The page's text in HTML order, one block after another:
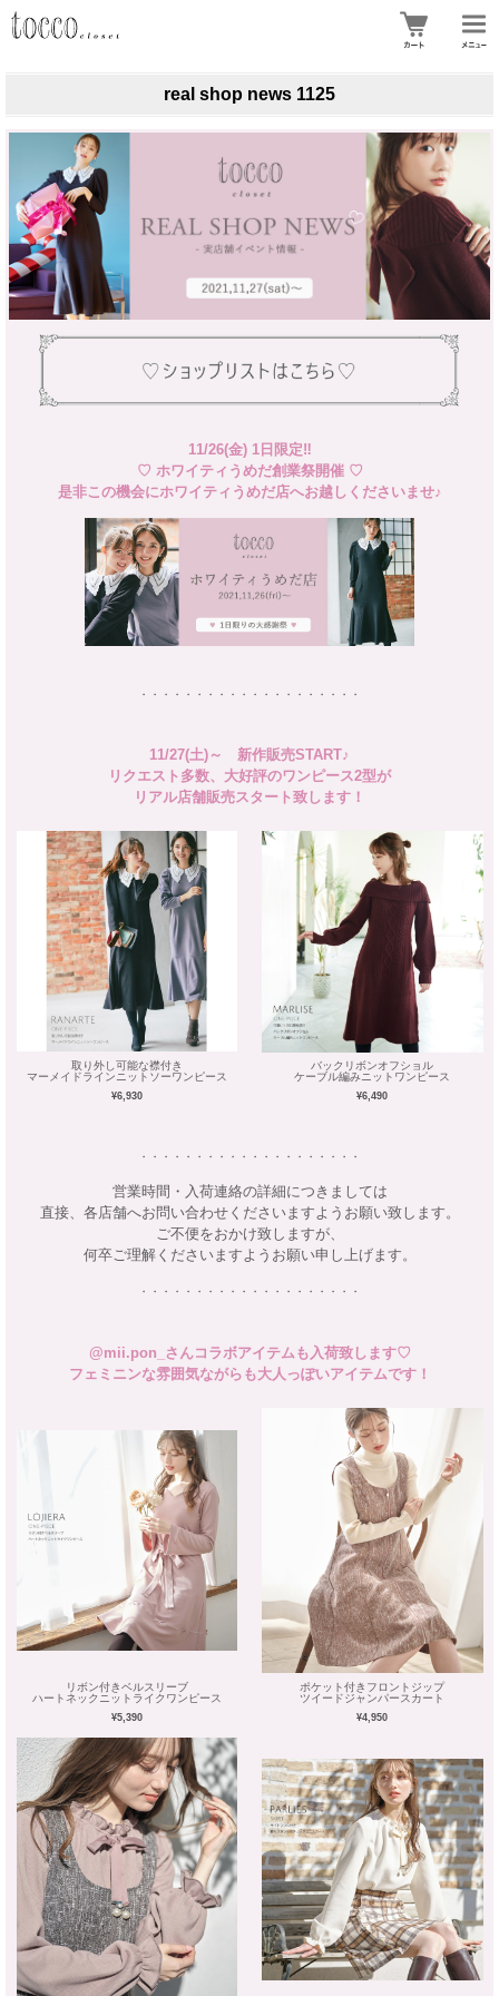
real shop news 1125
11/26(金) 1日限定‼
♡ ホワイティうめだ創業祭開催 ♡
是非この機会にホワイティうめだ店へお越しくださいませ♪
・・・・・・・・・・・・・・・・・・・・
11/27(土)～ 新作販売START♪
リクエスト多数、大好評のワンピース2型が
リアル店舗販売スタート致します！
取り外し可能な襟付き
マーメイドラインニットソーワンピース
¥6,930
バックリボンオフショル
ケーブル編みニットワンピース
¥6,490
・・・・・・・・・・・・・・・・・・・・
営業時間・入荷連絡の詳細につきましては
直接、各店舗へお問い合わせくださいますようお願い致します。
ご不便をおかけ致しますが、
何卒ご理解くださいますようお願い申し上げます。
・・・・・・・・・・・・・・・・・・・・
@mii.pon_さんコラボアイテムも入荷致します♡
フェミニンな雰囲気ながらも大人っぽいアイテムです！
リボン付きベルスリーブ
ハートネックニットライクワンピース
¥5,390
ポケット付きフロントジップ
ツイードジャンパースカート
¥4,950